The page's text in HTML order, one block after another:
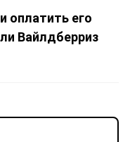
оплатить его
Вайлдберриз